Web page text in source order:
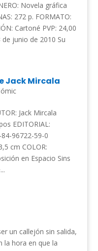
Novela gráfica
272 p. FORMATO:
Cartoné PVP: 24,00
junio de 2010 Su
Jack Mircala
Jack Mircala
EDITORIAL:
96722-59-0
cm COLOR:
en Espacio Sins
un callejón sin salida,
la hora en que la